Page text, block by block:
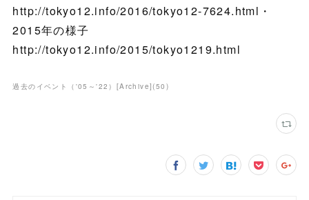
http://tokyo12.info/2016/tokyo12-7624.html・
2015年の様子
http://tokyo12.info/2015/tokyo1219.html
過去のイベント（'05～'22）[Archive](50 )